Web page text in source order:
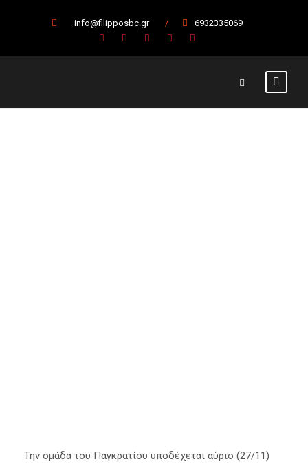
info@filipposbc.gr / 6932335069
Την ομάδα του Παγκρατίου υποδέχεται αύριο (27/11)